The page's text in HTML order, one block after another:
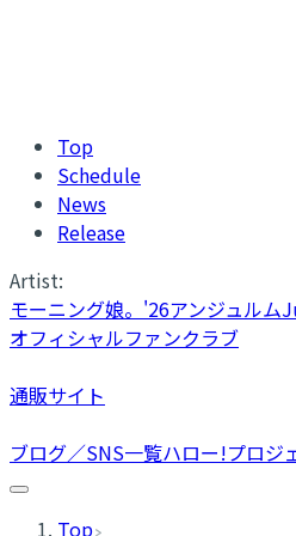
Top
Schedule
News
Release
Artist:
モーニング娘。'26アンジュルム
オフィシャルファンクラブ
通販サイト
ブログ／SNS一覧ハロー!プロジ
Top